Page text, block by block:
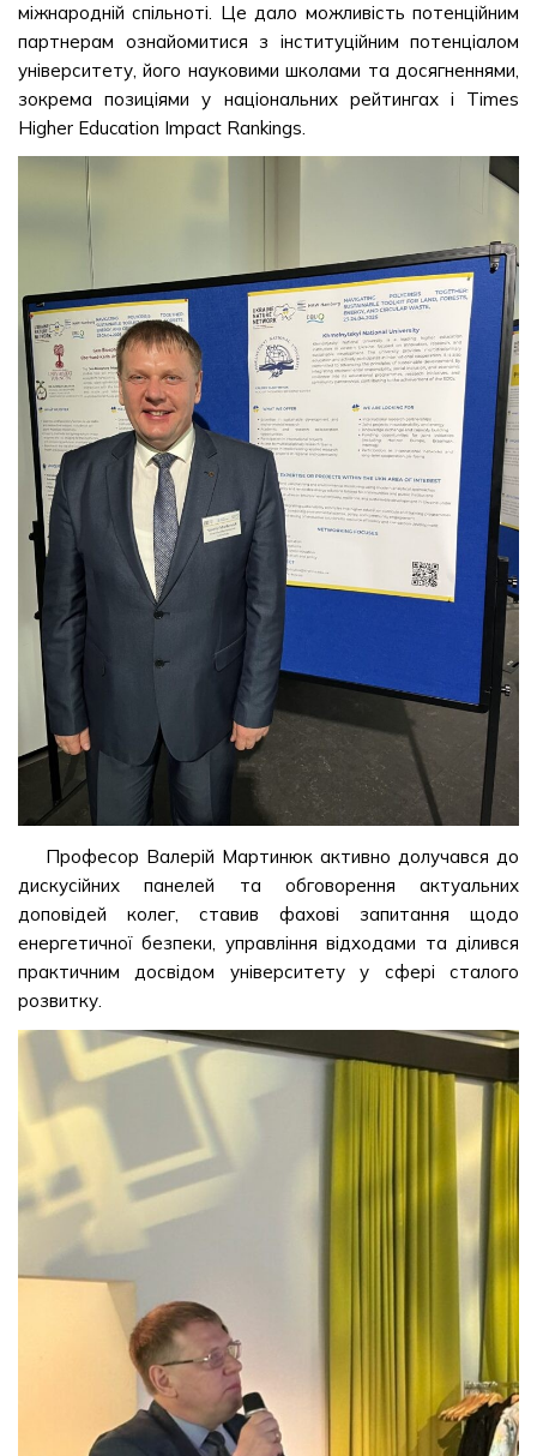
міжнародній спільноті. Це дало можливість потенційним
партнерам ознайомитися з інституційним потенціалом
університету, його науковими школами та досягненнями,
зокрема позиціями у національних рейтингах і Times
Higher Education Impact Rankings.
Професор Валерій Мартинюк активно долучався до
дискусійних панелей та обговорення актуальних
доповідей колег, ставив фахові запитання щодо
енергетичної безпеки, управління відходами та ділився
практичним досвідом університету у сфері сталого
розвитку.